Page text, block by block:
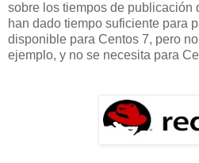
sobre los tiempos de publicación
han dado tiempo suficiente para
disponible para Centos 7, pero
ejemplo, y no se necesita para